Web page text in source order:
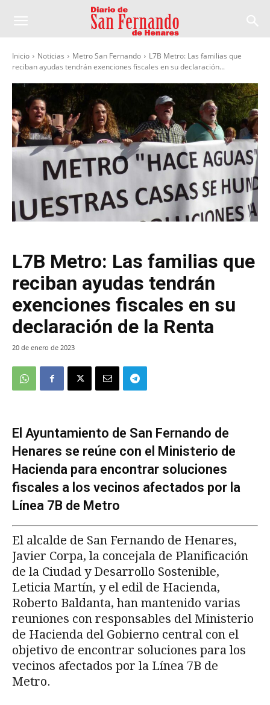
Inicio Noticias Metro San Fernando
L7B Metro: Las familias que
reciban ayudas tendrán exenciones fiscales en su declaración...
L7B Metro: Las familias que
reciban ayudas tendrán
exenciones fiscales en su
declaración de la Renta
20 de enero de 2023
El Ayuntamiento de San Fernando de
Henares se reúne con el Ministerio de
Hacienda para encontrar soluciones
fiscales a los vecinos afectados por la
Línea 7B de Metro
El alcalde de San Fernando de Henares,
Javier Corpa, la concejala de Planificación
de la Ciudad y Desarrollo Sostenible,
Leticia Martín, y el edil de Hacienda,
Roberto Baldanta, han mantenido varias
reuniones con responsables del Ministerio
de Hacienda del Gobierno central con el
objetivo de encontrar soluciones para los
vecinos afectados por la Línea 7B de
Metro.